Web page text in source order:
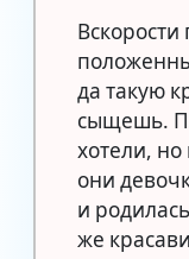
да такую
сыщешь.
хотели,
они
и
же